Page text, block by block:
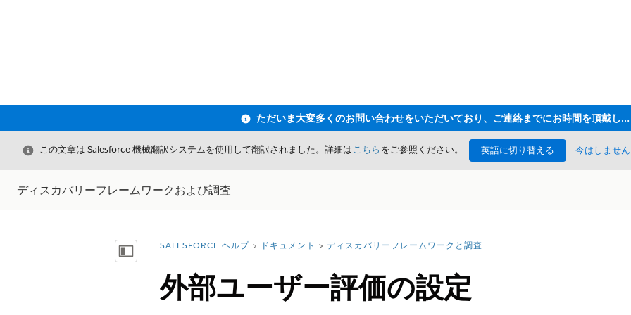
ただいま大変多くのお問い合わせをいただいており、ご連絡までにお時間を頂戴しております
閉じる
この文章は Salesforce 機械翻訳システムを使用して翻訳されました。詳細はこちら をご参照ください。 英語に切り替える 今はしません
ディスカバリーフレームワークおよび調査
目次を表示詳細情報:
SALESFORCE ヘルプ ドキュメント ディスカバリーフレームワークと調査
外部ユーザー評価の設定